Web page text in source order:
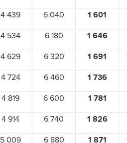
4 439 6 040 1 601
4 534 6 180 1 646
4 629 6 320 1 691
4 724 6 460 1 736
4 819 6 600 1 781
4 914 6 740 1 826
5 009 6 880 1 871